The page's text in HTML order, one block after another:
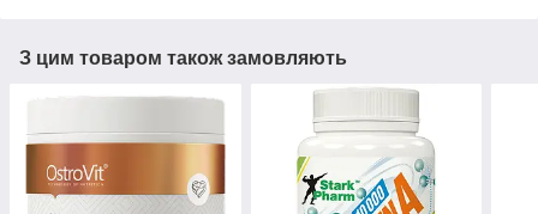
З цим товаром також замовляють